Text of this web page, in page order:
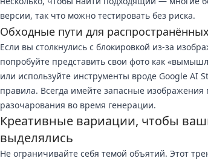
версии, так что можно тестировать без риска.
Обходные пути для
Если вы столкнулись с блокировкой из-за
попробуйте представить свои фото как
или используйте инструменты вроде Google AI
правила. Всегда имейте запасные
разочарования во время генерации.
Креативные вариации, чтобы
выделялись
Не ограничивайте себя темой объятий. Этот